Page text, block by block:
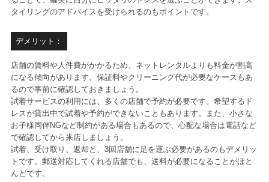
タイリングのアドバイスを受けられるのもポイントです。
デメリット：
店舗の賃料や人件費がかかるため、ネットレンタルよりも料金が割高
になる傾向があります。保証料やクリーニング代が必要なケースもあ
るので事前に確認しておきましょう。
試着サービスの利用には、多くの店舗で予約が必要です。希望するド
レスが貸出中で試着や予約ができないこともあります。また、小さな
お子様同伴NGなど制約がある場合もあるので、心配な場合は電話など
で確認してから来店しましょう。
試着、受け取り、返却と、3回店舗に足を運ぶ必要があるのもデメリッ
トです。郵送対応してくれる店舗でも、送料が必要になることがほと
んどです。